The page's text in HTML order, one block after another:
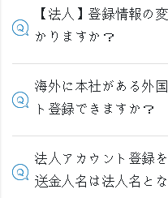
【法人】登録情報の
かりますか？
海外に本社がある外
ト登録できますか？
法人アカウント登録
送金人名は法人名と